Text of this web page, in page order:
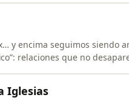
y encima seguimos siendo
relaciones que no
Iglesias